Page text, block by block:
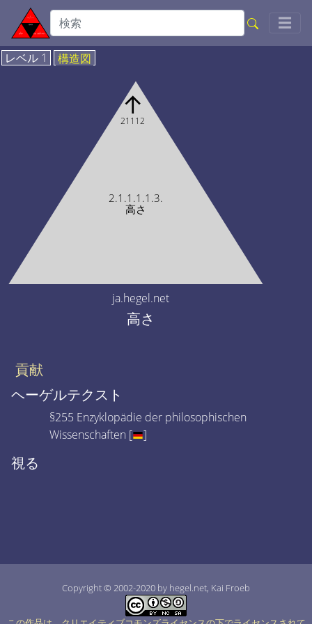
☰
レベル 1 構造図
2.1.1.1.1.3.
高さ
↑
21112
ja.hegel.net
高さ
貢献
ヘーゲルテクスト
§255 Enzyklopädie der philosophischen
Wissenschaften [
]
視る
Copyright © 2002-2020 by hegel.net, Kai Froeb